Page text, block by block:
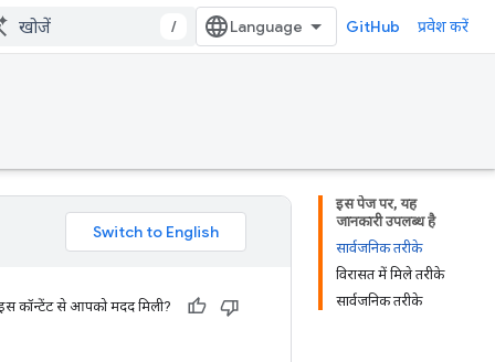
/ GitHub प्रवेश करें
इस पेज पर, यह
जानकारी उपलब्ध है
सार्वजनिक तरीके
विरासत में मिले तरीके
सार्वजनिक तरीके
कॉन्टेंट से आपको मदद मिली?